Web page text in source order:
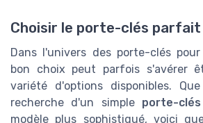
Choisir le porte-clés parfait
Dans l'univers des porte-clés pour
bon choix peut parfois s'avérer
variété d'options disponibles.
recherche d'un simple porte-
modèle plus sophistiqué, voici